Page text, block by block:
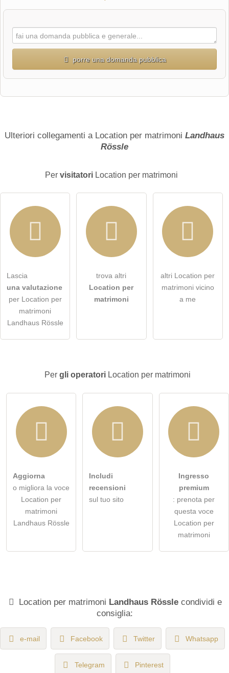
porre una domanda pubblica
L'indirizzo email non verrà pubblicato)
Ho letto la dichiarazione sulla protezione dei dati
porre una domanda pubblica
Nota:tieni presente che le domande pubbliche sonovisibili a
Location per matrimoni.
Ulteriori collegamenti a Location per matrimoni Landhaus
Rössle
Per visitatori Location per matrimoni
Lascia
una valutazione
per Location per
matrimoni
Landhaus Rössle
trova altri
Location per
matrimoni
altri Location per
matrimoni vicino
a me
Per gli operatori Location per matrimoni
Aggiorna
o migliora la voce
Location per
matrimoni
Landhaus Rössle
Includi
recensioni
sul tuo sito
Ingresso
premium
: prenota per
questa voce
Location per
matrimoni
Location per matrimoni Landhaus Rössle condividi e
consiglia:
e-mail Facebook Twitter Whatsapp
Telegram Pinterest